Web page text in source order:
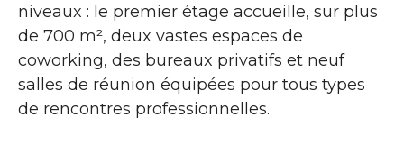
niveaux : le premier étage accueille, sur plus
de 700 m², deux vastes espaces de
coworking, des bureaux privatifs et neuf
salles de réunion équipées pour tous types
de rencontres professionnelles.